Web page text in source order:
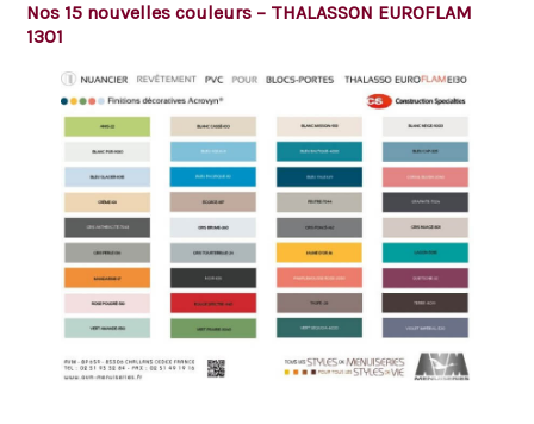
Nos 15 nouvelles couleurs – THALASSON EUROFLAM
1301